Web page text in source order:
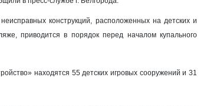
конструкций, расположенных на детских и
приводится в порядок перед началом купального
находятся 55 детских игровых сооружений и 31